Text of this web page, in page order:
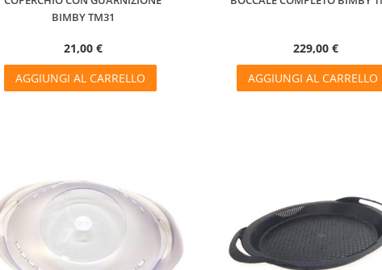
BIMBY TM31
21,00 €
AGGIUNGI AL CARRELLO
229,00 €
AGGIUNGI AL CARRELLO